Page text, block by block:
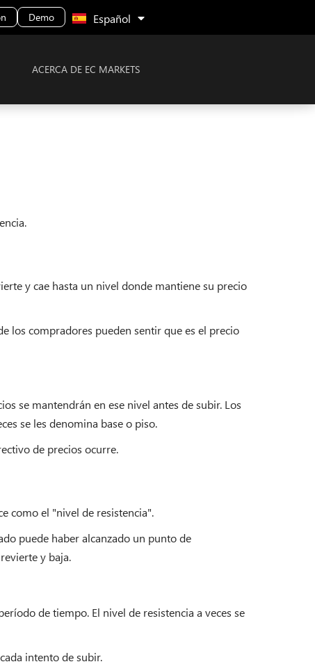
Demo Español
Malay
ACERCA DE EC MARKETS
y cae hasta un nivel donde mantiene su precio
los compradores pueden sentir que es el precio
se mantendrán en ese nivel antes de subir. Los
se les denomina base o piso.
de precios ocurre.
como el "nivel de resistencia".
puede haber alcanzado un punto de
y baja.
de tiempo. El nivel de resistencia a veces se
intento de subir.